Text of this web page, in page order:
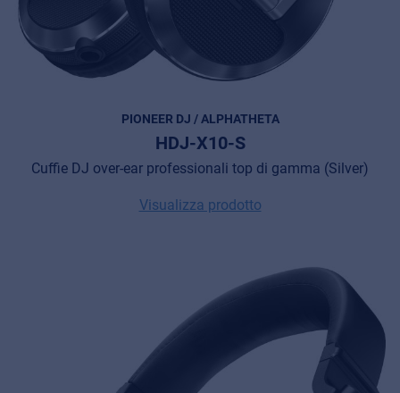
PIONEER DJ / ALPHATHETA
HDJ-X10-S
Cuffie DJ over-ear professionali top di gamma (Silver)
Visualizza prodotto